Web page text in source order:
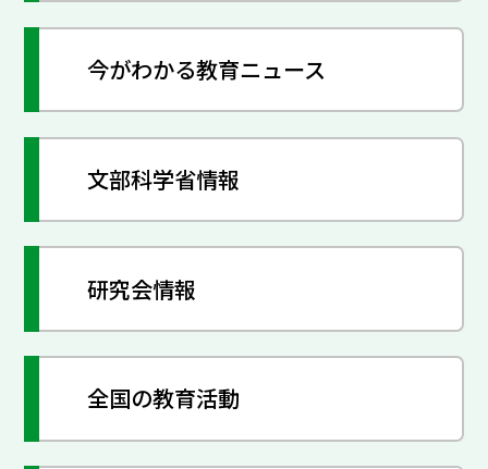
今がわかる教育ニュース
文部科学省情報
研究会情報
全国の教育活動